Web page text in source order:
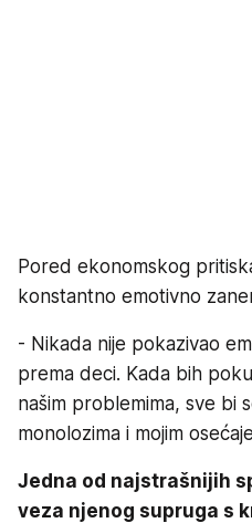
Pored ekonomskog
konstantno emotivno
- Nikada nije pokazivao
prema deci. Kada bih
našim problemima, sve bi
monolozima i mojim
Jedna od najstrašnijih
veza njenog supruga s